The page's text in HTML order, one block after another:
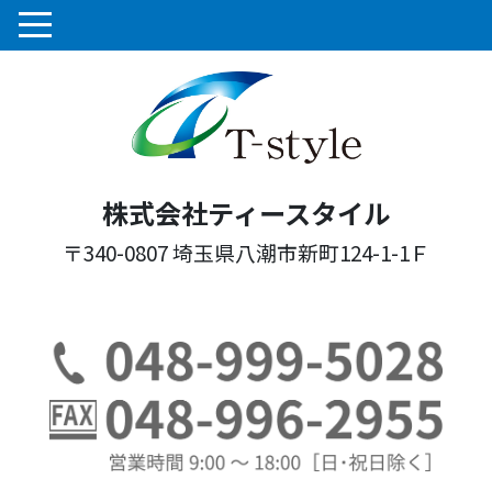
株式会社ティースタイル
〒340-0807 埼玉県八潮市新町124-1-1Ｆ